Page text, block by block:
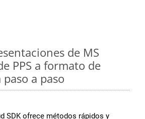
de MS
PPS a formato de
a paso
SDK ofrece métodos rápidos y